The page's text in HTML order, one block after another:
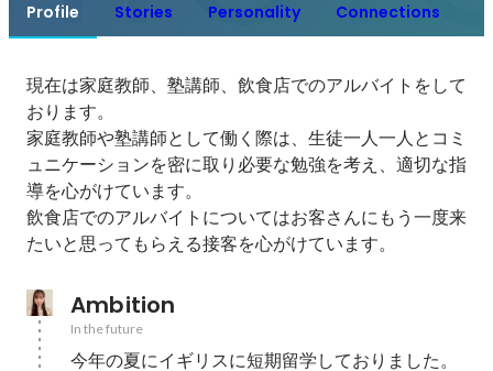
Profile Stories Personality Connections
現在は家庭教師、塾講師、飲食店でのアルバイトをして
おります。
家庭教師や塾講師として働く際は、生徒一人一人とコミ
ュニケーションを密に取り必要な勉強を考え、適切な指
導を心がけています。
飲食店でのアルバイトについてはお客さんにもう一度来
たいと思ってもらえる接客を心がけています。
Ambition
In the future
今年の夏にイギリスに短期留学しておりました。